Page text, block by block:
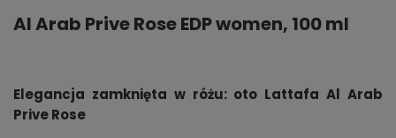
Al Arab Prive Rose EDP women, 100 ml
Elegancja zamknięta w różu: oto Lattafa Al Arab
Prive Rose